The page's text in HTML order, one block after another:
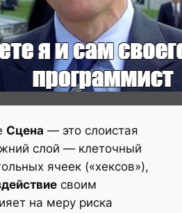
Сцена — это слоистая
слой — клеточный
ячеек («хексов»),
своим
на меру риска